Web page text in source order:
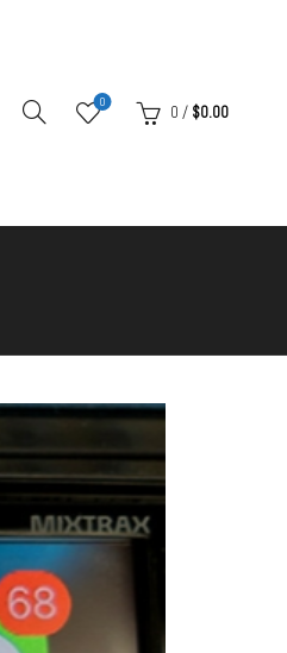
0
0 / $0.00